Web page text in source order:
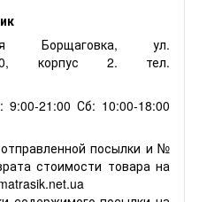
Борщаговка, ул.
10, корпус 2. тел.
21:00 Сб: 10:00-18:00
посылки и №
стоимости товара на